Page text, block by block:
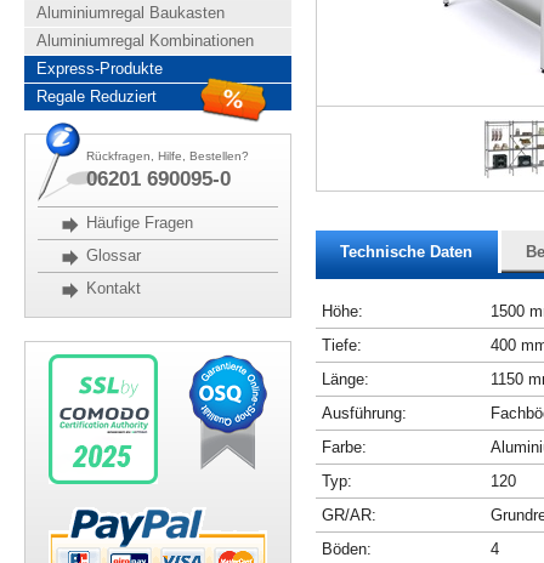
Aluminiumregal Baukasten
Aluminiumregal Kombinationen
Express-Produkte
Regale Reduziert
Rückfragen, Hilfe, Bestellen?
06201 690095-0
Häufige Fragen
Glossar
Kontakt
Technische Daten
Höhe:
1500
Tiefe:
400
Länge:
1150
Ausführung:
Farbe:
Typ:
120
GR/AR:
Böden:
4